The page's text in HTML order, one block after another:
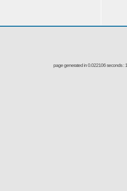
page generated in 0.022106 seconds :